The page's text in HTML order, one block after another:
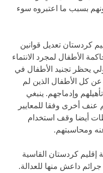
بسبب ما اعتبروه سوء
كردستان تعديل قوانين
الأطفال لمجرد الانتماء
يحظر تجنيد الأطفال في
عن كل الأطفال الذين لم
وإدماجهم. ينبغي
عنف أخرى وفقا للمعايير
أيضا وقف استخدام
ومحاسبتهم.
إقليم كردستان القاسية
داعش منها للعدالة.